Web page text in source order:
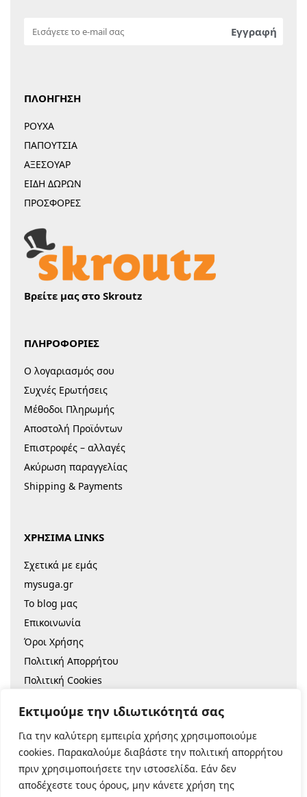
Εκτιμούμε την ιδιωτικότητά σας
Για την καλύτερη εμπειρία χρήσης χρησιμοποιούμε
cookies. Παρακαλούμε διαβάστε την πολιτική απορρήτου
πριν χρησιμοποιήσετε την ιστοσελίδα. Εάν δεν
αποδέχεστε τους όρους, μην κάνετε χρήση της
ΠΛΟΗΓΗΣΗ
ΡΟΥΧΑ
ΠΑΠΟΥΤΣΙΑ
ΑΞΕΣΟΥΑΡ
ΕΙΔΗ ΔΩΡΩΝ
ΠΡΟΣΦΟΡΕΣ
Βρείτε μας στο Skroutz
ΠΛΗΡΟΦΟΡΙΕΣ
Ο λογαριασμός σου
Συχνές Ερωτήσεις
Μέθοδοι Πληρωμής
Αποστολή Προϊόντων
Επιστροφές – αλλαγές
Ακύρωση παραγγελίας
Shipping & Payments
ΧΡΗΣΙΜΑ LINKS
Σχετικά με εμάς
mysuga.gr
Το blog μας
Επικοινωνία
Όροι Χρήσης
Πολιτική Απορρήτου
Πολιτική Cookies
© 2022 |Κατασκευή Eshop
Ασφαλείς Πληρωμές: